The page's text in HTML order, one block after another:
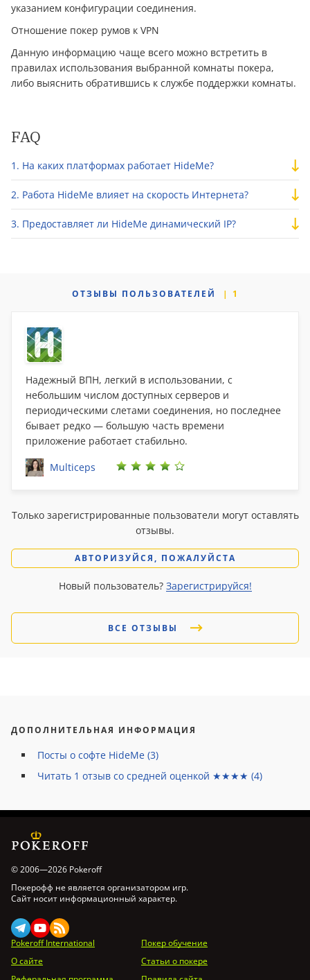
указанием конфигурации соединения.
Отношение покер румов к VPN
Данную информацию чаще всего можно встретить в
правилах использования выбранной комнаты покера,
либо выяснить обратившись к службе поддержки комнаты.
FAQ
На каких платформах работает HideMe?
Работа HideMe влияет на скорость Интернета?
Предоставляет ли HideMe динамический IP?
ОТЗЫВЫ ПОЛЬЗОВАТЕЛЕЙ 1
Надежный ВПН, легкий в использовании, с
небольшим числом доступных серверов и
периодическими слетами соединения, но последнее
бывает редко — большую часть времени
приложение работает стабильно.
Multiceps
Только зарегистрированные пользователи могут оставлять
отзывы.
АВТОРИЗУЙСЯ, ПОЖАЛУЙСТА
Новый пользователь? Зарегистрируйся!
ВСЕ ОТЗЫВЫ
ДОПОЛНИТЕЛЬНАЯ ИНФОРМАЦИЯ
Посты о софте HideMe (3)
Читать 1 отзыв со средней оценкой ★★★★ (4)
© 2006—2026 Pokeroff
Покерофф не является организатором игр.
Сайт носит информационный характер.
Pokeroff International
Покер обучение
О сайте
Статьи о покере